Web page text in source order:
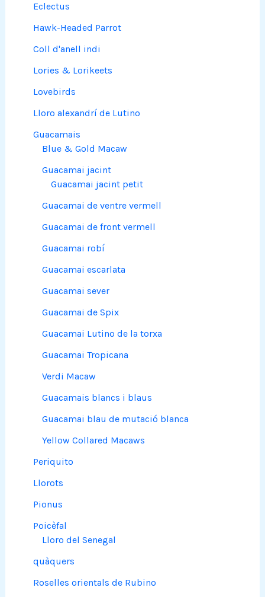
Eclectus
Hawk-Headed Parrot
Coll d'anell indi
Lories & Lorikeets
Lovebirds
Lloro alexandrí de Lutino
Guacamais
Blue & Gold Macaw
Guacamai jacint
Guacamai jacint petit
Guacamai de ventre vermell
Guacamai de front vermell
Guacamai robí
Guacamai escarlata
Guacamai sever
Guacamai de Spix
Guacamai Lutino de la torxa
Guacamai Tropicana
Verdi Macaw
Guacamais blancs i blaus
Guacamai blau de mutació blanca
Yellow Collared Macaws
Periquito
Llorots
Pionus
Poicèfal
Lloro del Senegal
quàquers
Roselles orientals de Rubino